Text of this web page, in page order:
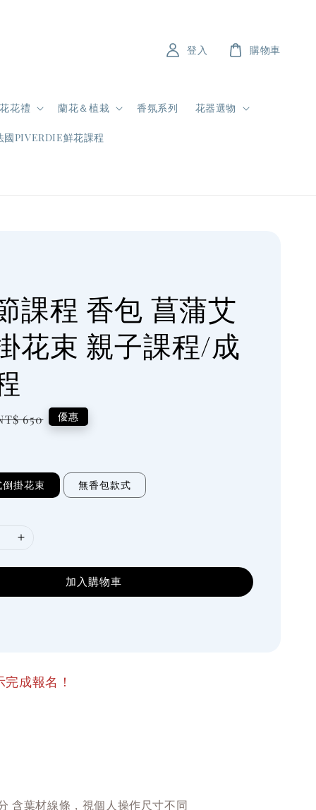
花禮 蘭花＆植栽 香氛系列 花器選物
國PIVERDIE鮮花課程
登入 購物車
課程 香包 菖蒲艾
花束 親子課程/成
650 優惠
掛花束 無香包款式
加入購物車
成報名！
含葉材線條，視個人操作尺寸不同